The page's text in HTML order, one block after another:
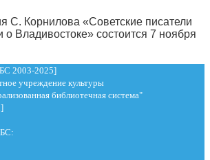
С. Корнилова «Советские писатели
о Владивостоке» состоится 7 ноября
2003-2025]
учреждение культуры
библиотечная система"